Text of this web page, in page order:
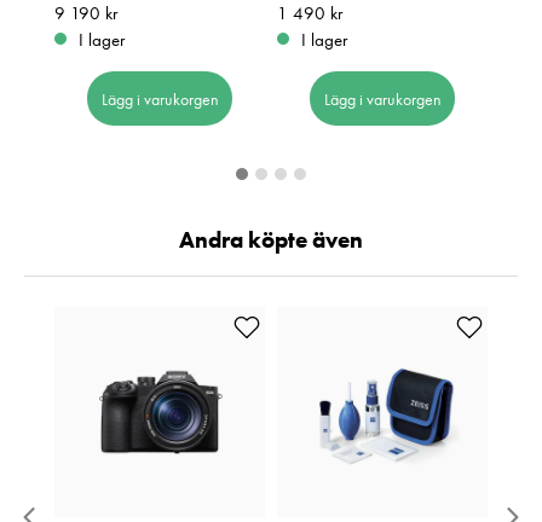
Pris:9 190 kr
9 190 kr
I lager
Lägg i varukorgen
Pris:1 490 kr
1 490 kr
I lager
Lägg i varukorgen
Andra köpte även